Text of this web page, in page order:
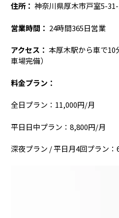
住所： 神奈川県厚木市戸室5-
営業時間： 24時間365日営業
アクセス： 本厚木駅から車で10
車場完備）
料金プラン：
全日プラン：11,000円/月
平日日中プラン：8,800円/月
深夜プラン / 平日月4回プラン：